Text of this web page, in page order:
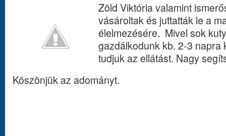
Zöld Viktória valamint
vásároltak és juttatták le a
élelmezésére. Mivel sok
gazdálkodunk kb. 2-3 napra
tudjuk az ellátást. Nagy
Köszönjük az adományt.